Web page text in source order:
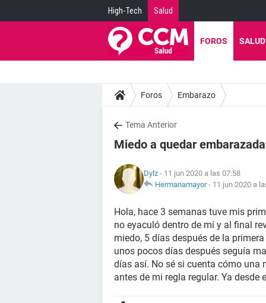
High-Tech Salud
FOROS SALUD
Foros Embarazo
Tema Anterior
Miedo a quedar embarazada
Dylz - 11 jun 2020 a las 07:58
Hermanamayor- 11 jun 2020 a
Hola, hace 3 semanas tuve mis
no eyaculó dentro de mí y al final
miedo, 5 días después de la
unos pocos días después seguía
días así. No sé si cuenta cómo una
antes de mi regla regular. Ya